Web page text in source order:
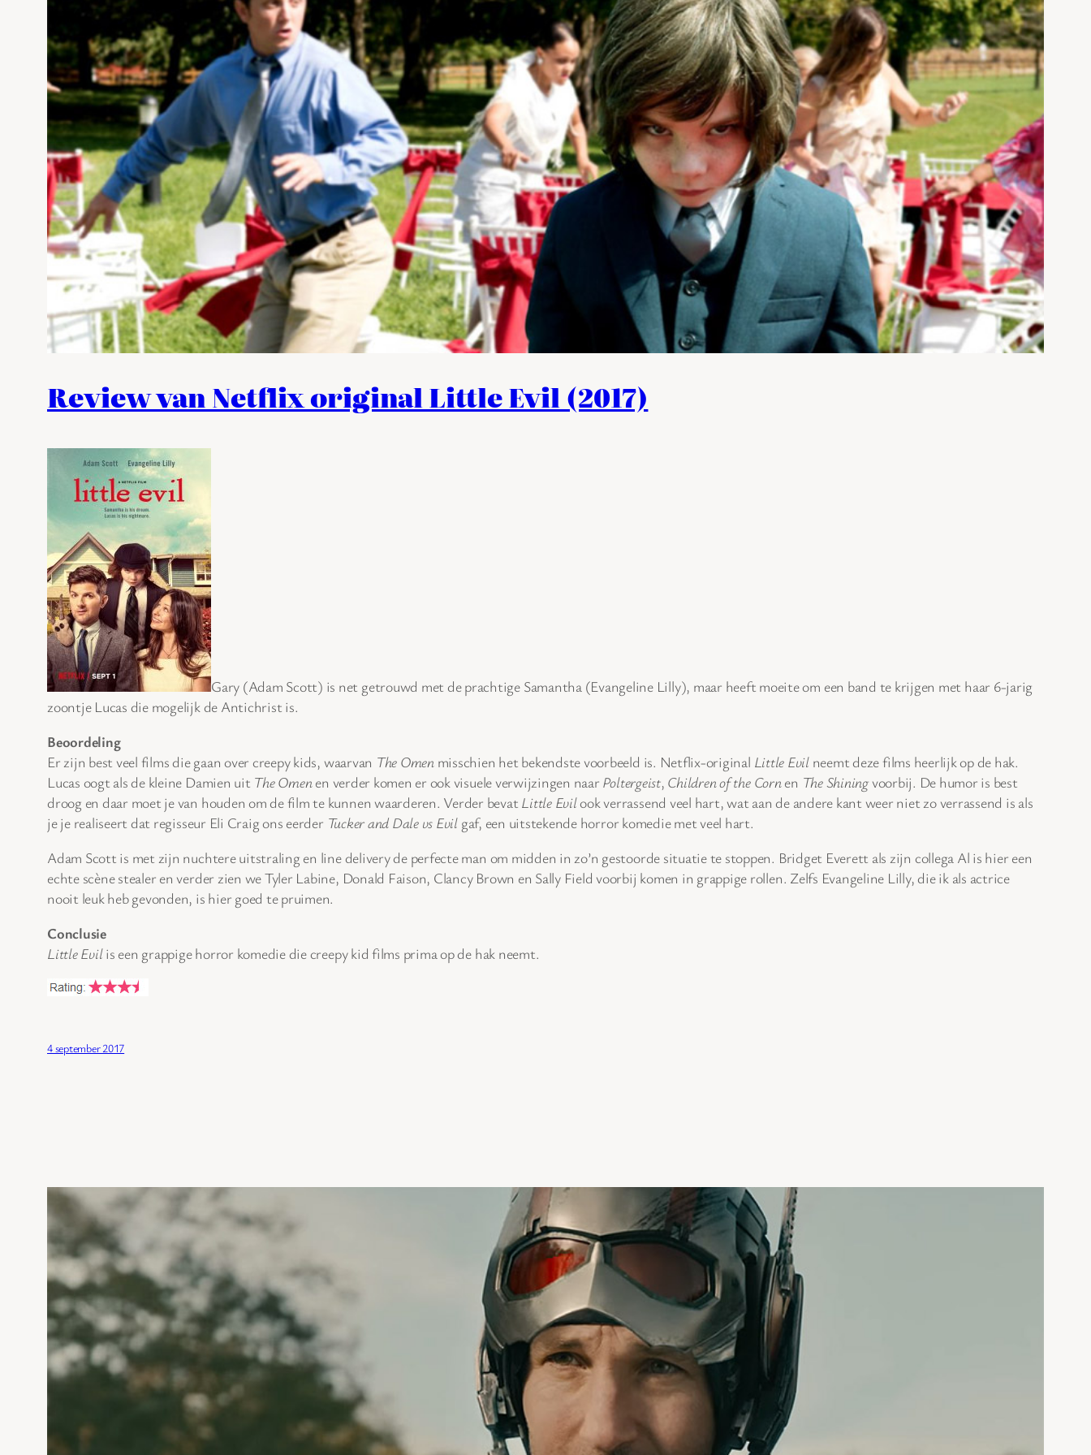
Review van Netflix original Little Evil (2017)
Gary (Adam Scott) is net getrouwd met de prachtige Samantha (Evangeline Lilly), maar heeft moeite om een band te krijgen met haar 6-jarig
zoontje Lucas die mogelijk de Antichrist is.
Beoordeling
Er zijn best veel films die gaan over creepy kids, waarvan The Omenmisschien het bekendste voorbeeld is. Netflix-original Little Evilneemt deze films heerlijk op de hak.
Lucas oogt als de kleine Damien uit The Omenen verder komen er ook visuele verwijzingen naar Poltergeist, Children of the Cornen The Shiningvoorbij. De humor is best
droog en daar moet je van houden om de film te kunnen waarderen. Verder bevat Little Evilook verrassend veel hart, wat aan de andere kant weer niet zo verrassend is als
je je realiseert dat regisseur Eli Craig ons eerder Tucker and Dale vs Evil gaf, een uitstekende horror komedie met veel hart.
Adam Scott is met zijn nuchtere uitstraling en line delivery de perfecte man om midden in zo’n gestoorde situatie te stoppen. Bridget Everett als zijn collega Al is hier een
echte scène stealer en verder zien we Tyler Labine, Donald Faison, Clancy Brown en Sally Field voorbij komen in grappige rollen. Zelfs Evangeline Lilly, die ik als actrice
nooit leuk heb gevonden, is hier goed te pruimen.
Conclusie
Little Evilis een grappige horror komedie die creepy kid films prima op de hak neemt.
4 september 2017